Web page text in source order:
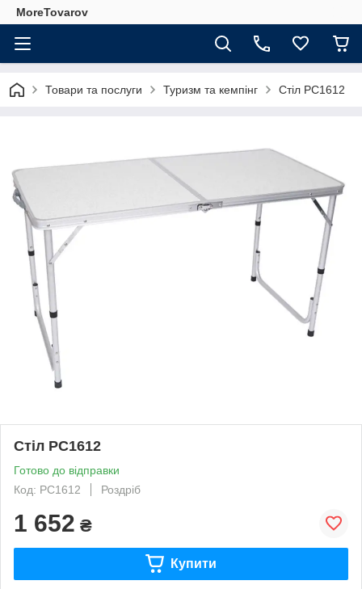
MoreTovarov
Товари та послуги Туризм та кемпінг Стіл PC1612
Стіл PC1612
Готово до відправки
Код: PC1612
Роздріб
1 652 ₴
Купити